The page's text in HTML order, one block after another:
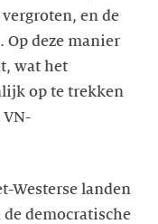
en de
Op deze manier
wat het
op te trekken
VN-
Westerse landen
democratische